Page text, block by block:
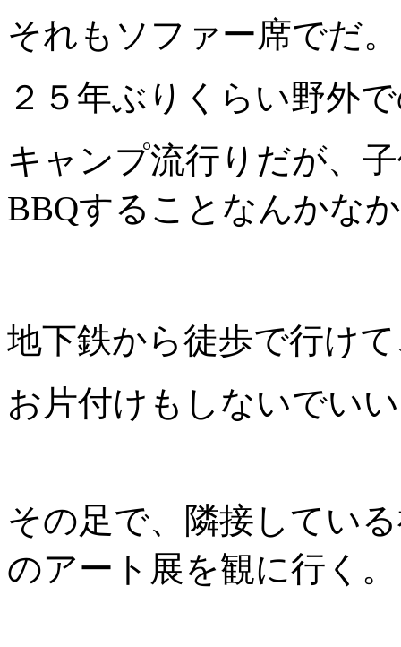
それもソファー席でだ。
２５年ぶりくらい野外
キャンプ流行りだが、
BBQすることなんかな
地下鉄から徒歩で行け
お片付けもしないでい
その足で、隣接してい
のアート展を観に行く。